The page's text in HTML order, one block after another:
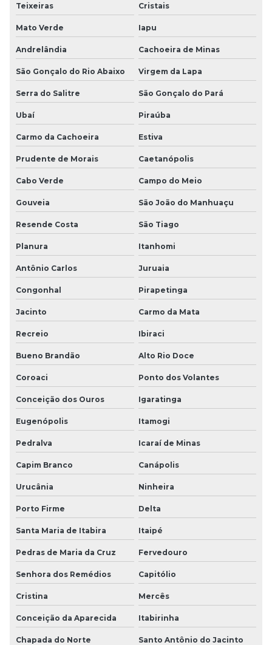
Teixeiras Cristais
Mato Verde Iapu
Andrelândia Cachoeira de Minas
São Gonçalo do Rio Abaixo Virgem da Lapa
Serra do Salitre São Gonçalo do Pará
Ubaí Piraúba
Carmo da Cachoeira Estiva
Prudente de Morais Caetanópolis
Cabo Verde Campo do Meio
Gouveia São João do Manhuaçu
Resende Costa São Tiago
Planura Itanhomi
Antônio Carlos Juruaia
Congonhal Pirapetinga
Jacinto Carmo da Mata
Recreio Ibiraci
Bueno Brandão Alto Rio Doce
Coroaci Ponto dos Volantes
Conceição dos Ouros Igaratinga
Eugenópolis Itamogi
Pedralva Icaraí de Minas
Capim Branco Canápolis
Urucânia Ninheira
Porto Firme Delta
Santa Maria de Itabira Itaipé
Pedras de Maria da Cruz Fervedouro
Senhora dos Remédios Capitólio
Cristina Mercês
Conceição da Aparecida Itabirinha
Chapada do Norte Santo Antônio do Jacinto